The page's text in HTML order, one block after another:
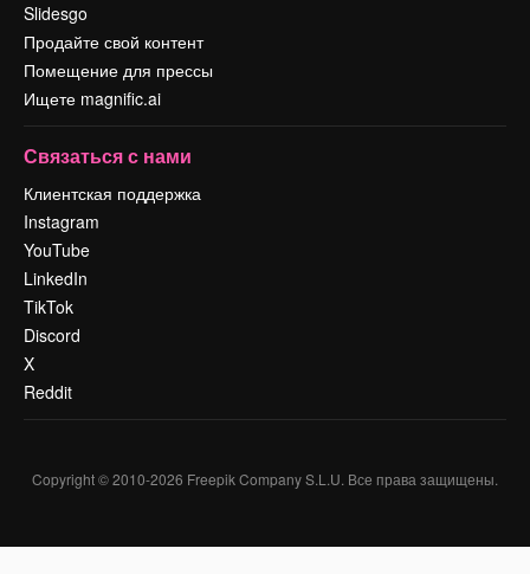
Slidesgo
Продайте свой контент
Помещение для прессы
Ищете magnific.ai
Связаться с нами
Клиентская поддержка
Instagram
YouTube
LinkedIn
TikTok
Discord
X
Reddit
Copyright © 2010-2026 Freepik Company S.L.U. Все права защищены.